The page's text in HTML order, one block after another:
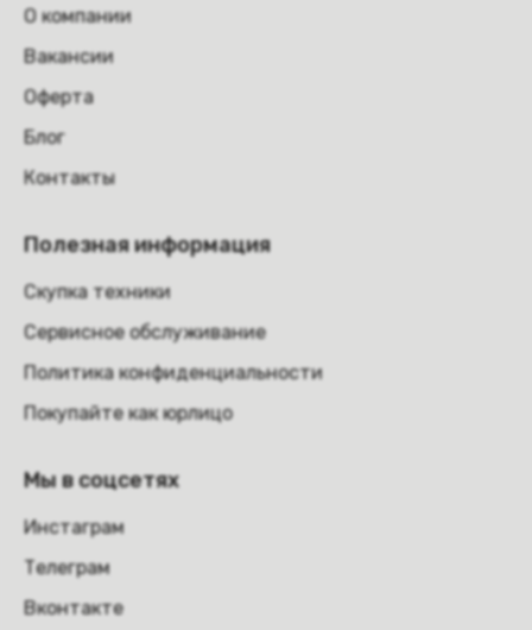
О компании
Вакансии
Оферта
Блог
Контакты
Полезная информация
Скупка техники
Сервисное обслуживание
Политика конфиденциальности
Покупайте как юрлицо
Мы в соцсетях
Инстаграм
Телеграм
Вконтакте